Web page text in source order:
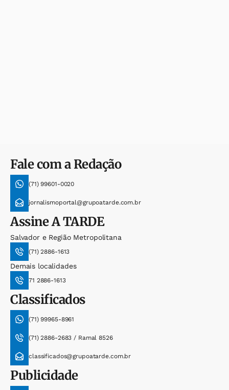
Fale com a Redação
(71) 99601-0020
jornalismoportal@grupoatarde.com.br
AssineA TARDE
Salvador e Região Metropolitana
(71) 2886-1613
Demais localidades
71 2886-1613
Classificados
(71) 99965-8961
(71) 2886-2683 / Ramal 8526
classificados@grupoatarde.com.br
Publicidade